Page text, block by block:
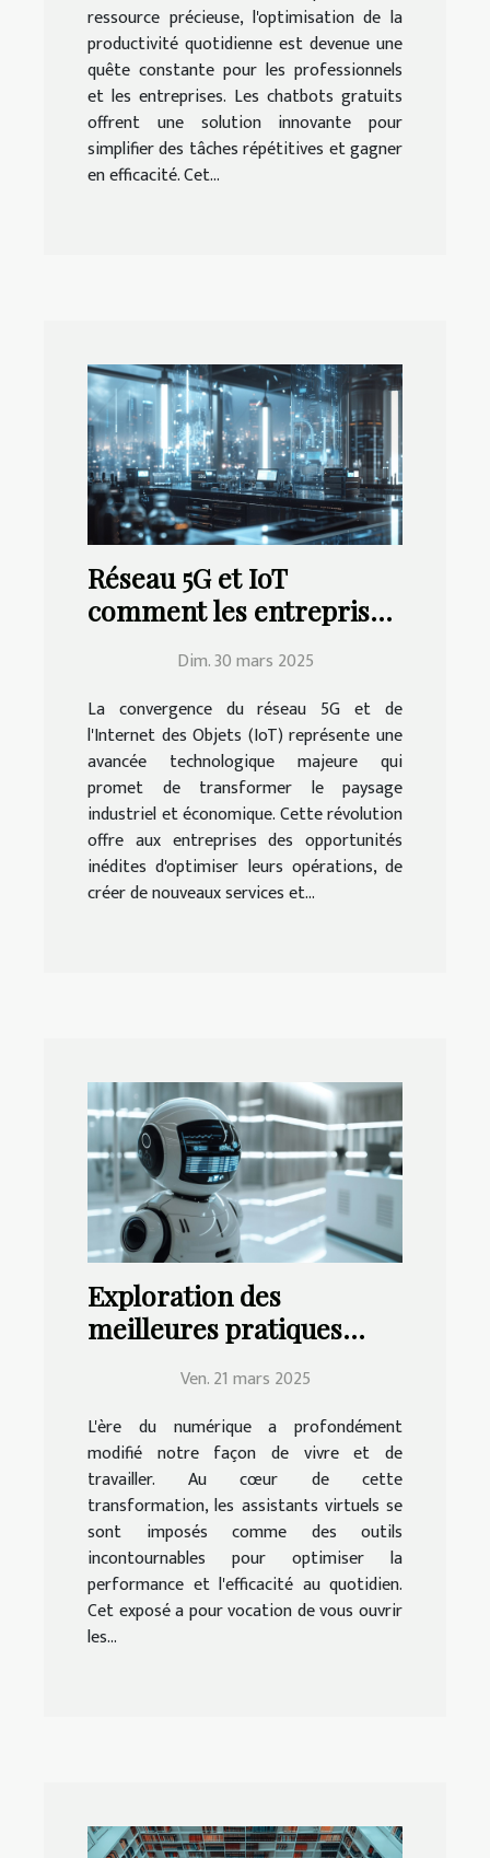
ressource précieuse, l'optimisation de la
productivité quotidienne est devenue une
quête constante pour les professionnels
et les entreprises. Les chatbots gratuits
offrent une solution innovante pour
simplifier des tâches répétitives et gagner
en efficacité. Cet...
Réseau 5G et IoT
comment les entreprises
cette révolution
Dim. 30 mars 2025
La convergence du réseau 5G et de
l'Internet des Objets (IoT) représente une
avancée technologique majeure qui
promet de transformer le paysage
industriel et économique. Cette révolution
offre aux entreprises des opportunités
inédites d'optimiser leurs opérations, de
créer de nouveaux services et...
Exploration des
meilleures pratiques
d'un assistant virtuel
efficace
Ven. 21 mars 2025
L'ère du numérique a profondément
modifié notre façon de vivre et de
travailler. Au cœur de cette
transformation, les assistants virtuels se
sont imposés comme des outils
incontournables pour optimiser la
performance et l'efficacité au quotidien.
Cet exposé a pour vocation de vous ouvrir
les...